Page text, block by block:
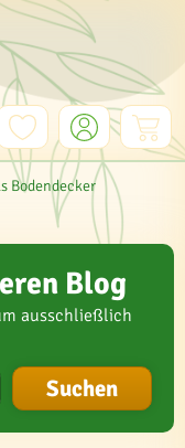
Bodendecker
Blog
ausschließlich